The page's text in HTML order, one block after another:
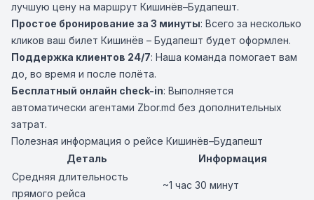
лучшую цену на маршрут Кишинёв–Будапешт.
Простое бронирование за 3 минуты: Всего за несколько
кликов ваш билет Кишинёв – Будапешт будет оформлен.
Поддержка клиентов 24/7: Наша команда помогает вам
до, во время и после полёта.
Бесплатный онлайн check-in: Выполняется
автоматически агентами Zbor.md без дополнительных
затрат.
Полезная информация о рейсе Кишинёв–Будапешт
Деталь
Информация
Средняя длительность
прямого рейса
~1 час 30 минут